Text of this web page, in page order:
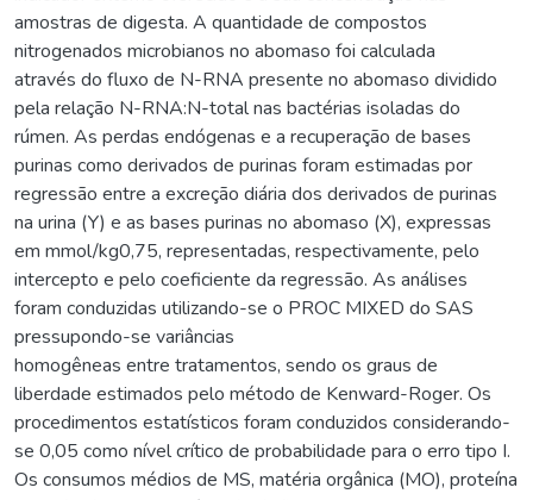
amostras de digesta. A quantidade de compostos
nitrogenados microbianos no abomaso foi calculada
através do fluxo de N-RNA presente no abomaso dividido
pela relação N-RNA:N-total nas bactérias isoladas do
rúmen. As perdas endógenas e a recuperação de bases
purinas como derivados de purinas foram estimadas por
regressão entre a excreção diária dos derivados de purinas
na urina (Y) e as bases purinas no abomaso (X), expressas
em mmol/kg0,75, representadas, respectivamente, pelo
intercepto e pelo coeficiente da regressão. As análises
foram conduzidas utilizando-se o PROC MIXED do SAS
pressupondo-se variâncias
homogêneas entre tratamentos, sendo os graus de
liberdade estimados pelo método de Kenward-Roger. Os
procedimentos estatísticos foram conduzidos considerando-
se 0,05 como nível crítico de probabilidade para o erro tipo I.
Os consumos médios de MS, matéria orgânica (MO), proteína